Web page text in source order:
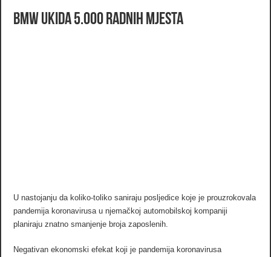
BMW ukida 5.000 radnih mjesta
U nastojanju da koliko-toliko saniraju posljedice koje je prouzrokovala
pandemija koronavirusa u njemačkoj automobilskoj kompaniji
planiraju znatno smanjenje broja zaposlenih.
Negativan ekonomski efekat koji je pandemija koronavirusa